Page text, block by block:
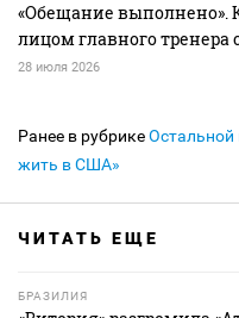
«Обещание выполнено».
лицом главного
28 июля 2026
Ранее в рубрикеОстальной
жить в США»
ЧИТАТЬ ЕЩЕ
БРАЗИЛИЯ